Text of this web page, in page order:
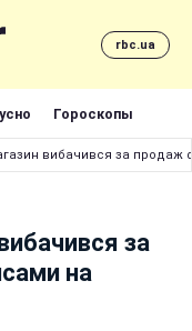
rbc.ua
Гороскопы
вибачився за продаж
за
на